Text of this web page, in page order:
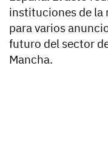
instituciones de la
para varios
futuro del sector
Mancha.